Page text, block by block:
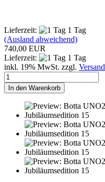
Lieferzeit:
1 Tag
(Ausland abweichend)
740,00 EUR
Lieferzeit:
1 Tag
inkl. 19% MwSt. zzgl. Versand
In den Warenkorb